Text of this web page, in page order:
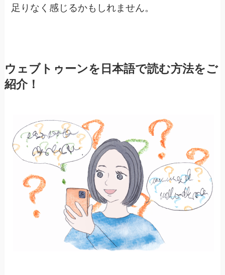
足りなく感じるかもしれません。
ウェブトゥーンを日本語で読む方法をご
紹介！